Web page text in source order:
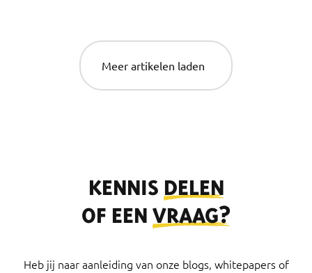
Meer artikelen laden
KENNIS DELEN
OF EEN VRAAG?
Heb jij naar aanleiding van onze blogs, whitepapers of